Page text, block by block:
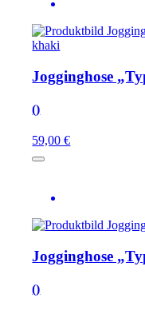
Jogginghose
()
59,00 €
Jogginghose
()